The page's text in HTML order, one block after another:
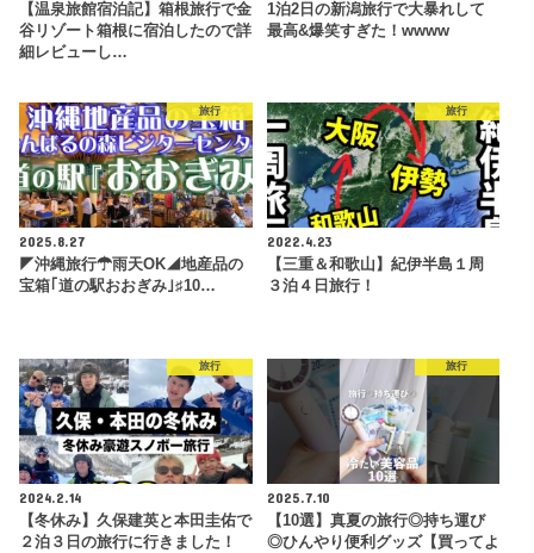
【温泉旅館宿泊記】箱根旅行で金
谷リゾート箱根に宿泊したので詳
細レビューし…
1泊2日の新潟旅行で大暴れして
最高&爆笑すぎた！wwww
旅行
2025.8.27
◤沖縄旅行☂雨天OK◢地産品の
宝箱｢道の駅おおぎみ｣♯10…
旅行
2022.4.23
【三重＆和歌山】紀伊半島１周
３泊４日旅行！
旅行
2024.2.14
【冬休み】久保建英と本田圭佑で
２泊３日の旅行に行きました！
旅行
2025.7.10
【10選】真夏の旅行◎持ち運び
◎ひんやり便利グッズ【買ってよ